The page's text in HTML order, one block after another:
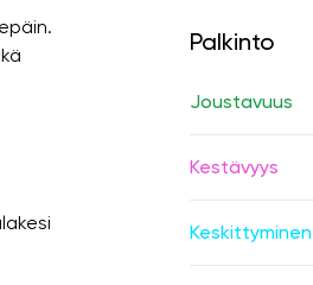
Palkinto
Joustavuus
Kestävyys
Keskittyminen